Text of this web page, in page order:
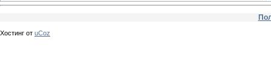
Хостинг от uCoz